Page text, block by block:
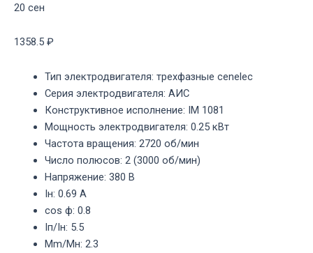
20 сен
1358.5 ₽
Тип электродвигателя: трехфазные cenelec
Серия электродвигателя: АИС
Конструктивное исполнение: IM 1081
Мощность электродвигателя: 0.25 кВт
Частота вращения: 2720 об/мин
Число полюсов: 2 (3000 об/мин)
Напряжение: 380 В
Iн: 0.69 А
cos ф: 0.8
Iп/Iн: 5.5
Mm/Mн: 2.3